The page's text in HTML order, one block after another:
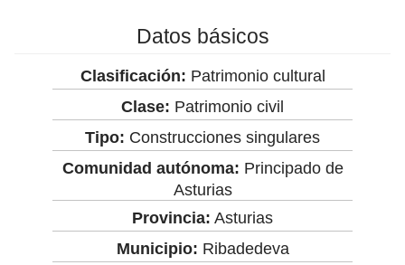
Datos básicos
Clasificación: Patrimonio cultural
Clase: Patrimonio civil
Tipo: Construcciones singulares
Comunidad autónoma: Principado de
Asturias
Provincia: Asturias
Municipio: Ribadedeva